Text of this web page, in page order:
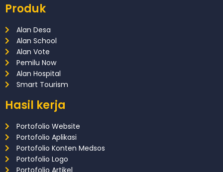
Produk
Alan Desa
Alan School
Alan Vote
Pemilu Now
Alan Hospital
Smart Tourism
Hasil kerja
Portofolio Website
Portofolio Aplikasi
Portofolio Konten Medsos
Portofolio Logo
Portofolio Artikel